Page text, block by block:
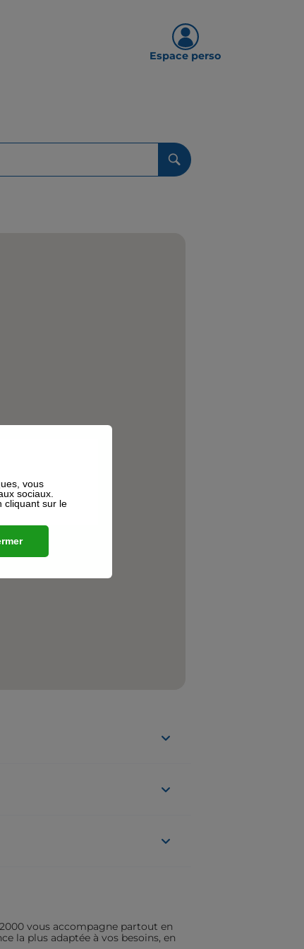
Espace perso
2000 vous accompagne partout en
la plus adaptée à vos besoins, en
vous
sociaux.
cliquant sur le